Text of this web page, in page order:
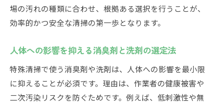
場の汚れの種類に合わせ、根拠ある選択を行うことが、
効率的かつ安全な清掃の第一歩となります。
人体への影響を抑える消臭剤と洗剤の選定法
特殊清掃で使う消臭剤や洗剤は、人体への影響を最小限
に抑えることが必須です。理由は、作業者の健康被害や
二次汚染リスクを防ぐためです。例えば、低刺激性や無